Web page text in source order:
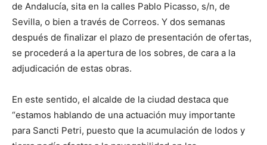
de Andalucía, sita en la calles Pablo Picasso, s/n, de
Sevilla, o bien a través de Correos. Y dos semanas
después de finalizar el plazo de presentación de ofertas,
se procederá a la apertura de los sobres, de cara a la
adjudicación de estas obras.
En este sentido, el alcalde de la ciudad destaca que
“estamos hablando de una actuación muy importante
para Sancti Petri, puesto que la acumulación de lodos y